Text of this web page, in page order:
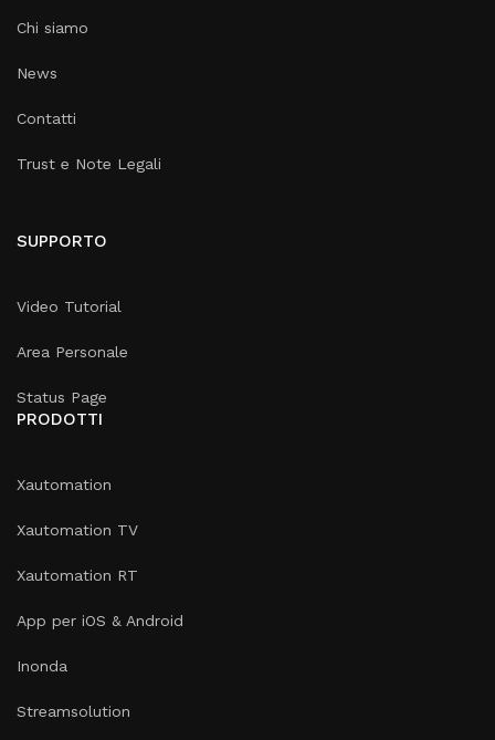
Chi siamo
News
Contatti
Trust e Note Legali
SUPPORTO
Video Tutorial
Area Personale
Status Page
PRODOTTI
Xautomation
Xautomation TV
Xautomation RT
App per iOS & Android
Inonda
Streamsolution